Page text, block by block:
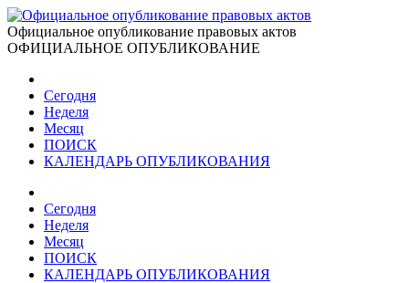
Официальное опубликование правовых актов
ОФИЦИАЛЬНОЕ ОПУБЛИКОВАНИЕ
Сегодня
Неделя
Месяц
ПОИСК
КАЛЕНДАРЬ ОПУБЛИКОВАНИЯ
Сегодня
Неделя
Месяц
ПОИСК
КАЛЕНДАРЬ ОПУБЛИКОВАНИЯ